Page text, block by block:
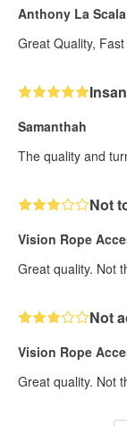
Anthony La Scala
Great Quality,
Samanthah
The quality and
Not
Vision Rope
Great quality. Not
Not
Vision Rope
Great quality. Not